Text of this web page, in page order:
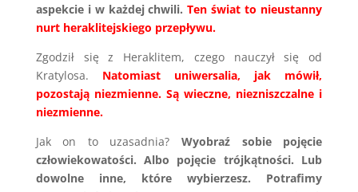
aspekcie i w każdej chwili.Ten świat to nieustanny
nurt heraklitejskiego przepływu.
Zgodził się z Heraklitem, czego nauczył się od
Kratylosa. Natomiast uniwersalia, jak mówił,
pozostają niezmienne. Są wieczne, niezniszczalne i
niezmienne.
Jak on to uzasadnia?Wyobraź sobie pojęcie
człowiekowatości. Albo pojęcie trójkątności. Lub
dowolne inne, które wybierzesz. Potrafimy